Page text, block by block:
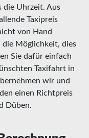
die Uhrzeit. Aus
Taxipreis
von Hand
die Möglichkeit, dies
Sie dafür einfach
Taxifahrt in
wir und
einen Richtpreis
Düben.